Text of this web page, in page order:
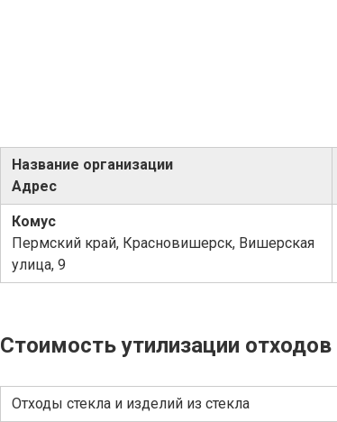
Название организации
Адрес
Комус
Пермский край, Красновишерск, Вишерская
улица, 9
Стоимость утилизации отходов
Отходы стекла и изделий из стекла